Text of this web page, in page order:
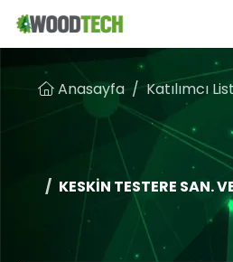
Anasayfa Katılımcı
KESKİN TESTERE SAN.